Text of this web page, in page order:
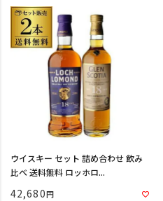
ウイスキー セット 詰め合わせ 飲み
比べ 送料無料 ロッホロ...
42,680